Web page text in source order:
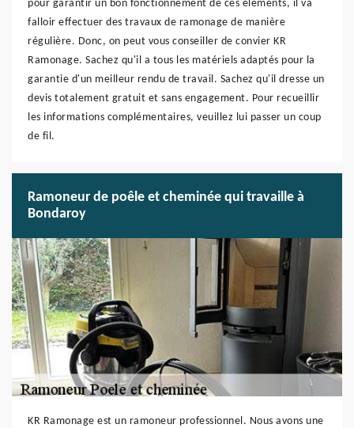
pour garantir un bon fonctionnement de ces éléments, il va
falloir effectuer des travaux de ramonage de manière
régulière. Donc, on peut vous conseiller de convier KR
Ramonage. Sachez qu'il a tous les matériels adaptés pour la
garantie d'un meilleur rendu de travail. Sachez qu'il dresse un
devis totalement gratuit et sans engagement. Pour recueillir
les informations complémentaires, veuillez lui passer un coup
de fil.
Ramoneur de poêle et cheminée qui travaille à
Bondaroy
KR Ramonage est un ramoneur professionnel. Nous avons une